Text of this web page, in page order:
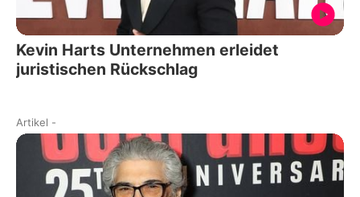
Kevin Harts Unternehmen erleidet
juristischen Rückschlag
Artikel -